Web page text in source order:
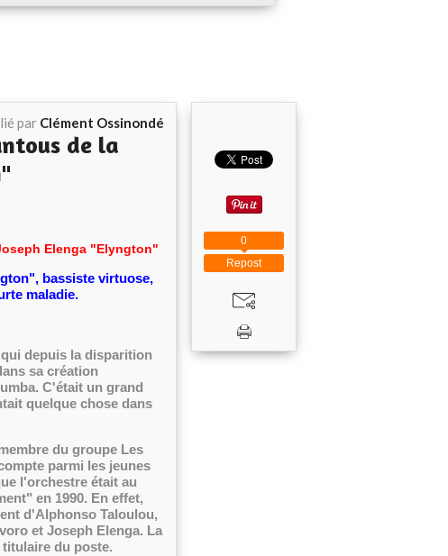
par Clément Ossinondé
de la
Elenga "Elyngton"
bassiste virtuose,
maladie.
depuis la disparition
sa création
C'était un grand
quelque chose dans
du groupe Les
parmi les jeunes
l'orchestre était au
en 1990. En effet,
d'Alphonso Taloulou,
et Joseph Elenga. La
du poste.
Repost
0